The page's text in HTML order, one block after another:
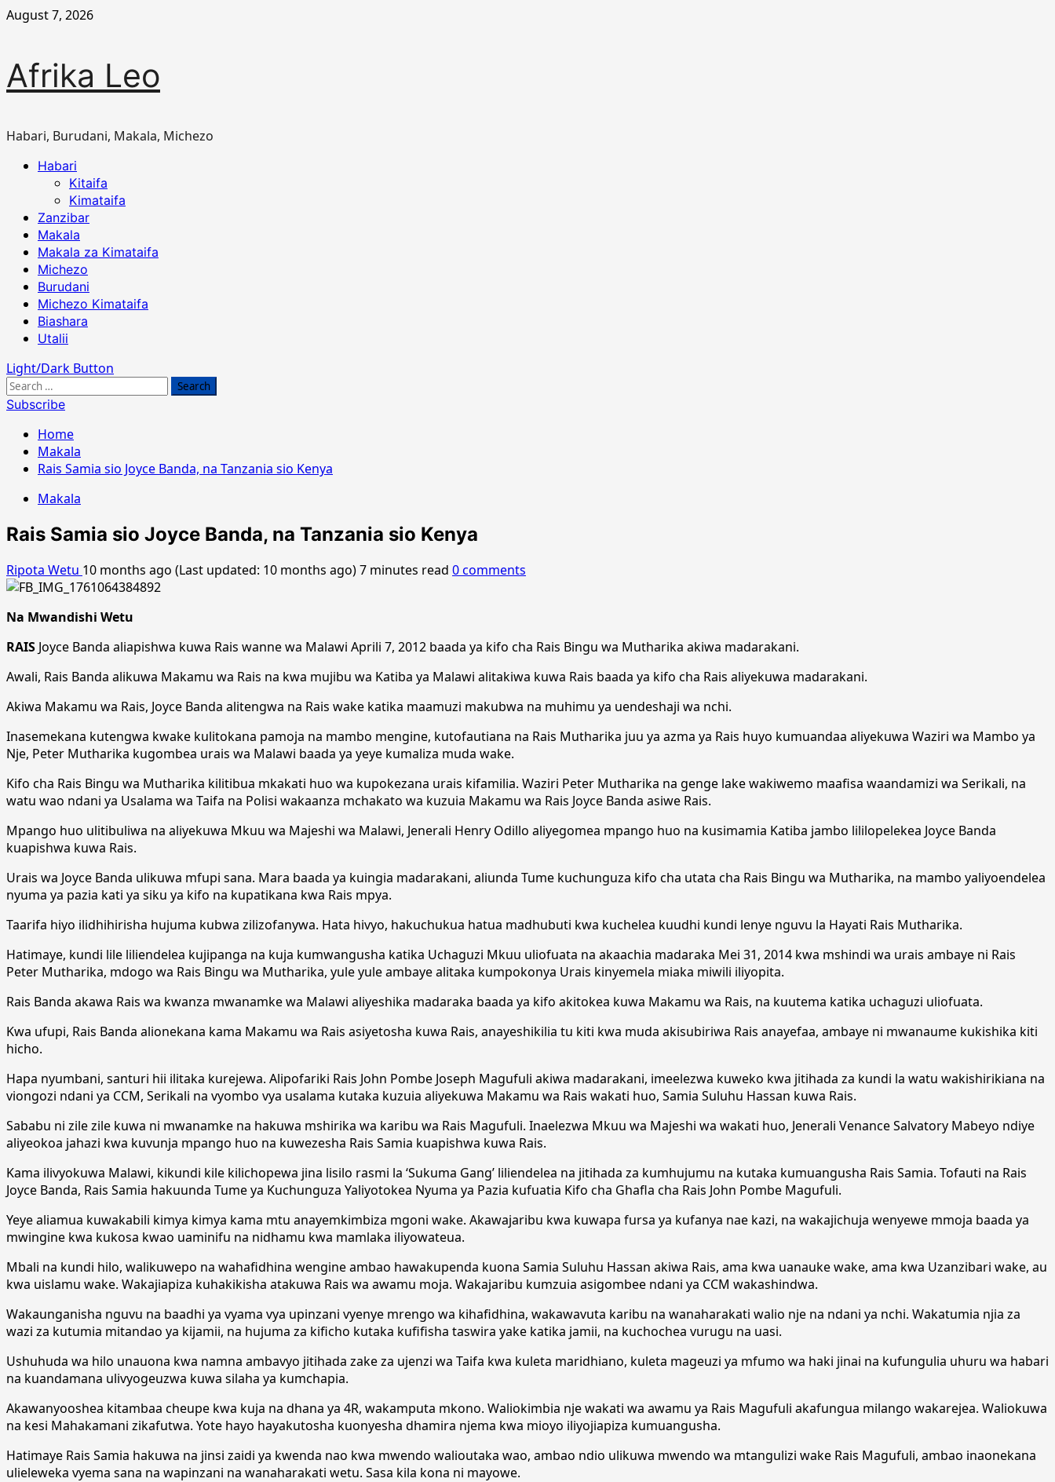
Skip
August 7, 2026
Afrika Leo
Habari, Burudani, Makala, Michezo
PrimaryHabari
Kitaifa
Kimataifa
Zanzibar
Makala
Makala za Kimataifa
Michezo
Burudani
Michezo Kimataifa
Biashara
Utalii
Light/Dark Button
Search
for:
Subscribe
Home
Makala
Rais Samia sio Joyce Banda, na Tanzania sio Kenya
Makala
Rais Samia sio Joyce Banda, na Tanzania sio Kenya
Ripota Wetu 10 months ago (Last updated: 10 months ago)7 minutes read 0 comments
Na Mwandishi Wetu
RAIS Joyce Banda aliapishwa kuwa Rais wanne wa Malawi Aprili 7, 2012 baada ya kifo cha Rais Bingu wa Mutharika akiwa madarakani.
Awali, Rais Banda alikuwa Makamu wa Rais na kwa mujibu wa Katiba ya Malawi alitakiwa kuwa Rais baada ya kifo cha Rais aliyekuwa madarakani.
Akiwa Makamu wa Rais, Joyce Banda alitengwa na Rais wake katika maamuzi makubwa na muhimu ya uendeshaji wa nchi.
Inasemekana kutengwa kwake kulitokana pamoja na mambo mengine, kutofautiana na Rais Mutharika juu ya azma ya Rais huyo kumuandaa aliyekuwa Waziri wa Mambo ya
Nje, Peter Mutharika kugombea urais wa Malawi baada ya yeye kumaliza muda wake.
Kifo cha Rais Bingu wa Mutharika kilitibua mkakati huo wa kupokezana urais kifamilia. Waziri Peter Mutharika na genge lake wakiwemo maafisa waandamizi wa Serikali, na
watu wao ndani ya Usalama wa Taifa na Polisi wakaanza mchakato wa kuzuia Makamu wa Rais Joyce Banda asiwe Rais.
Mpango huo ulitibuliwa na aliyekuwa Mkuu wa Majeshi wa Malawi, Jenerali Henry Odillo aliyegomea mpango huo na kusimamia Katiba jambo lililopelekea Joyce Banda
kuapishwa kuwa Rais.
Urais wa Joyce Banda ulikuwa mfupi sana. Mara baada ya kuingia madarakani, aliunda Tume kuchunguza kifo cha utata cha Rais Bingu wa Mutharika, na mambo yaliyoendelea
nyuma ya pazia kati ya siku ya kifo na kupatikana kwa Rais mpya.
Taarifa hiyo ilidhihirisha hujuma kubwa zilizofanywa. Hata hivyo, hakuchukua hatua madhubuti kwa kuchelea kuudhi kundi lenye nguvu la Hayati Rais Mutharika.
Hatimaye, kundi lile liliendelea kujipanga na kuja kumwangusha katika Uchaguzi Mkuu uliofuata na akaachia madaraka Mei 31, 2014 kwa mshindi wa urais ambaye ni Rais
Peter Mutharika, mdogo wa Rais Bingu wa Mutharika, yule yule ambaye alitaka kumpokonya Urais kinyemela miaka miwili iliyopita.
Rais Banda akawa Rais wa kwanza mwanamke wa Malawi aliyeshika madaraka baada ya kifo akitokea kuwa Makamu wa Rais, na kuutema katika uchaguzi uliofuata.
Kwa ufupi, Rais Banda alionekana kama Makamu wa Rais asiyetosha kuwa Rais, anayeshikilia tu kiti kwa muda akisubiriwa Rais anayefaa, ambaye ni mwanaume kukishika kiti
hicho.
Hapa nyumbani, santuri hii ilitaka kurejewa. Alipofariki Rais John Pombe Joseph Magufuli akiwa madarakani, imeelezwa kuweko kwa jitihada za kundi la watu wakishirikiana na
viongozi ndani ya CCM, Serikali na vyombo vya usalama kutaka kuzuia aliyekuwa Makamu wa Rais wakati huo, Samia Suluhu Hassan kuwa Rais.
Sababu ni zile zile kuwa ni mwanamke na hakuwa mshirika wa karibu wa Rais Magufuli. Inaelezwa Mkuu wa Majeshi wa wakati huo, Jenerali Venance Salvatory Mabeyo ndiye
aliyeokoa jahazi kwa kuvunja mpango huo na kuwezesha Rais Samia kuapishwa kuwa Rais.
Kama ilivyokuwa Malawi, kikundi kile kilichopewa jina lisilo rasmi la ‘Sukuma Gang’ liliendelea na jitihada za kumhujumu na kutaka kumuangusha Rais Samia. Tofauti na Rais
Joyce Banda, Rais Samia hakuunda Tume ya Kuchunguza Yaliyotokea Nyuma ya Pazia kufuatia Kifo cha Ghafla cha Rais John Pombe Magufuli.
Yeye aliamua kuwakabili kimya kimya kama mtu anayemkimbiza mgoni wake. Akawajaribu kwa kuwapa fursa ya kufanya nae kazi, na wakajichuja wenyewe mmoja baada ya
mwingine kwa kukosa kwao uaminifu na nidhamu kwa mamlaka iliyowateua.
Mbali na kundi hilo, walikuwepo na wahafidhina wengine ambao hawakupenda kuona Samia Suluhu Hassan akiwa Rais, ama kwa uanauke wake, ama kwa Uzanzibari wake, au
kwa uislamu wake. Wakajiapiza kuhakikisha atakuwa Rais wa awamu moja. Wakajaribu kumzuia asigombee ndani ya CCM wakashindwa.
Wakaunganisha nguvu na baadhi ya vyama vya upinzani vyenye mrengo wa kihafidhina, wakawavuta karibu na wanaharakati walio nje na ndani ya nchi. Wakatumia njia za
wazi za kutumia mitandao ya kijamii, na hujuma za kificho kutaka kufifisha taswira yake katika jamii, na kuchochea vurugu na uasi.
Ushuhuda wa hilo unauona kwa namna ambavyo jitihada zake za ujenzi wa Taifa kwa kuleta maridhiano, kuleta mageuzi ya mfumo wa haki jinai na kufungulia uhuru wa habari
na kuandamana ulivyogeuzwa kuwa silaha ya kumchapia.
Akawanyooshea kitambaa cheupe kwa kuja na dhana ya 4R, wakamputa mkono. Waliokimbia nje wakati wa awamu ya Rais Magufuli akafungua milango wakarejea. Waliokuwa
na kesi Mahakamani zikafutwa. Yote hayo hayakutosha kuonyesha dhamira njema kwa mioyo iliyojiapiza kumuangusha.
Hatimaye Rais Samia hakuwa na jinsi zaidi ya kwenda nao kwa mwendo walioutaka wao, ambao ndio ulikuwa mwendo wa mtangulizi wake Rais Magufuli, ambao inaonekana
ulieleweka vyema sana na wapinzani na wanaharakati wetu. Sasa kila kona ni mayowe.